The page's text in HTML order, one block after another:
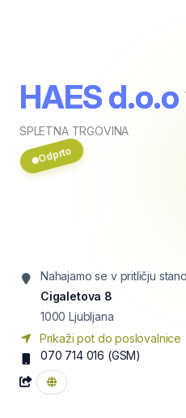
HAES
SPLETNA TRGOVINA
Odprto
Nahajamo se v pritličju
Cigaletova 8
1000 Ljubljana
Prikaži pot do poslovalnice
070 714 016 (GSM)